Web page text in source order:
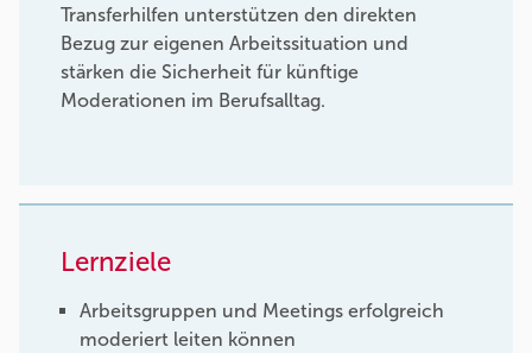
Transferhilfen unterstützen den direkten
Bezug zur eigenen Arbeitssituation und
stärken die Sicherheit für künftige
Moderationen im Berufsalltag.
Lernziele
Arbeitsgruppen und Meetings erfolgreich
moderiert leiten können